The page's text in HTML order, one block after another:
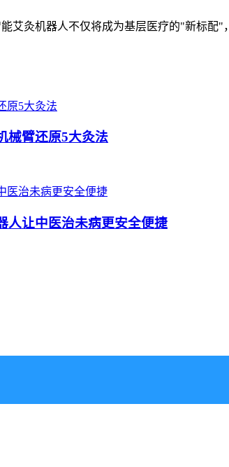
艾灸机器人不仅将成为基层医疗的"新标配
械臂还原5大灸法
人让中医治未病更安全便捷